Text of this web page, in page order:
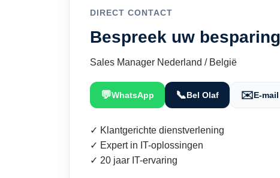
DIRECT CONTACT
Bespreek uw
Sales Manager Nederland / België
💬WhatsApp 📞Bel Olaf ✉️E-mail
✓ Klantgerichte dienstverlening
✓ Expert in IT-oplossingen
✓ 20 jaar IT-ervaring